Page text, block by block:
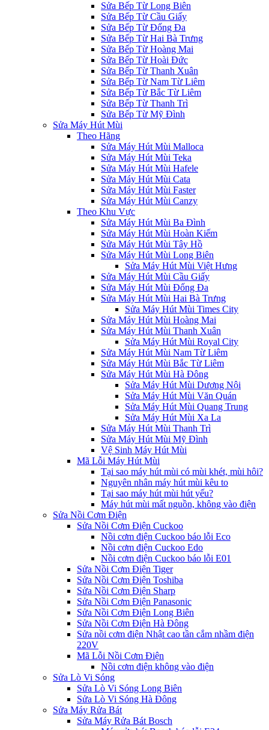
Sửa Bếp Từ Long Biên
Sửa Bếp Từ Cầu Giấy
Sửa Bếp Từ Đống Đa
Sửa Bếp Từ Hai Bà Trưng
Sửa Bếp Từ Hoàng Mai
Sửa Bếp Từ Hoài Đức
Sửa Bếp Từ Thanh Xuân
Sửa Bếp Từ Nam Từ Liêm
Sửa Bếp Từ Bắc Từ Liêm
Sửa Bếp Từ Thanh Trì
Sửa Bếp Từ Mỹ Đình
Sửa Máy Hút Mùi
Theo Hãng
Sửa Máy Hút Mùi Malloca
Sửa Máy Hút Mùi Teka
Sửa Máy Hút Mùi Hafele
Sửa Máy Hút Mùi Cata
Sửa Máy Hút Mùi Faster
Sửa Máy Hút Mùi Canzy
Theo Khu Vực
Sửa Máy Hút Mùi Ba Đình
Sửa Máy Hút Mùi Hoàn Kiếm
Sửa Máy Hút Mùi Tây Hồ
Sửa Máy Hút Mùi Long Biên
Sửa Máy Hút Mùi Việt Hưng
Sửa Máy Hút Mùi Cầu Giấy
Sửa Máy Hút Mùi Đống Đa
Sửa Máy Hút Mùi Hai Bà Trưng
Sửa Máy Hút Mùi Times City
Sửa Máy Hút Mùi Hoàng Mai
Sửa Máy Hút Mùi Thanh Xuân
Sửa Máy Hút Mùi Royal City
Sửa Máy Hút Mùi Nam Từ Liêm
Sửa Máy Hút Mùi Bắc Từ Liêm
Sửa Máy Hút Mùi Hà Đông
Sửa Máy Hút Mùi Dương Nội
Sửa Máy Hút Mùi Văn Quán
Sửa Máy Hút Mùi Quang Trung
Sửa Máy Hút Mùi Xa La
Sửa Máy Hút Mùi Thanh Trì
Sửa Máy Hút Mùi Mỹ Đình
Vệ Sinh Máy Hút Mùi
Mã Lỗi Máy Hút Mùi
Tại sao máy hút mùi có mùi khét, mùi hôi?
Nguyên nhân máy hút mùi kêu to
Tại sao máy hút mùi hút yếu?
Máy hút mùi mất nguồn, không vào điện
Sửa Nồi Cơm Điện
Sửa Nồi Cơm Điện Cuckoo
Nồi cơm điện Cuckoo báo lỗi Eco
Nồi cơm điện Cuckoo Edo
Nồi cơm điện Cuckoo báo lỗi E01
Sửa Nồi Cơm Điện Tiger
Sửa Nồi Cơm Điện Toshiba
Sửa Nồi Cơm Điện Sharp
Sửa Nồi Cơm Điện Panasonic
Sửa Nồi Cơm Điện Long Biên
Sửa Nồi Cơm Điện Hà Đông
Sửa nồi cơm điện Nhật cao tần cắm nhầm điện
220V
Mã Lỗi Nồi Cơm Điện
Nồi cơm điện không vào điện
Sửa Lò Vi Sóng
Sửa Lò Vi Sóng Long Biên
Sửa Lò Vi Sóng Hà Đông
Sửa Máy Rửa Bát
Sửa Máy Rửa Bát Bosch